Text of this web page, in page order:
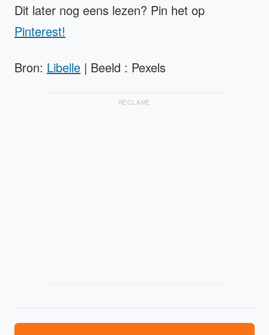
Dit later nog eens lezen? Pin het op
Pinterest!
Bron: Libelle | Beeld : Pexels
RECLAME